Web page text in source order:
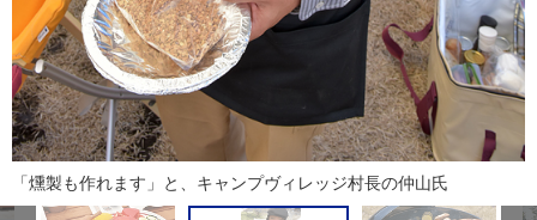
「燻製も作れます」と、キャンプヴィレッジ村長の仲山氏